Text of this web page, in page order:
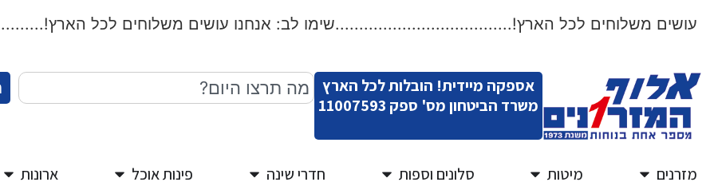
עושים משלוחים לכל הארץ!.....................................שימו לב: אנחנו עושים משלוחים לכל
אספקה מיידית! הובלות לכל הארץ
משרד הביטחון מס' ספק 11007593
מזרנים מיטות סלונים וספות חדרי שינה פינות אוכל ארונות